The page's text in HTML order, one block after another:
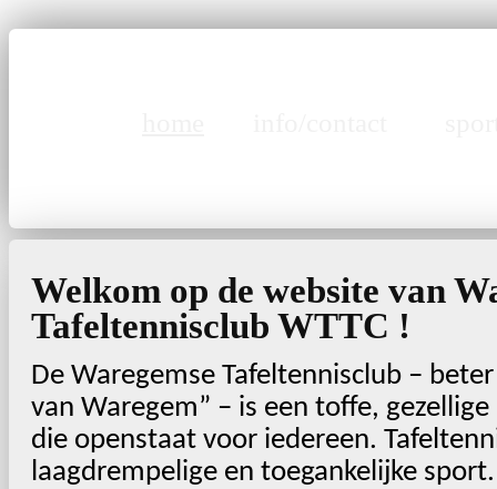
Welkom op de website van
Tafeltennisclub WTTC !
De Waregemse Tafeltennisclub –
van Waregem” – is een toffe,
die openstaat voor iedereen.
laagdrempelige en toegankelijke sport.